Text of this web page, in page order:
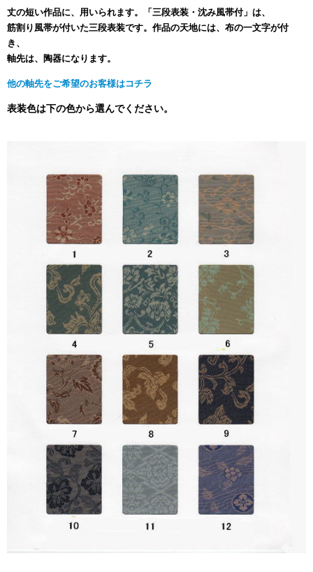
丈の短い作品に、用いられます。「三段表装・沈み風帯付」は、
筋割り風帯が付いた三段表装です。作品の天地には、布の一文字が付
き、
軸先は、陶器になります。
他の軸先をご希望のお客様はコチラ
表装色は下の色から選んでください。